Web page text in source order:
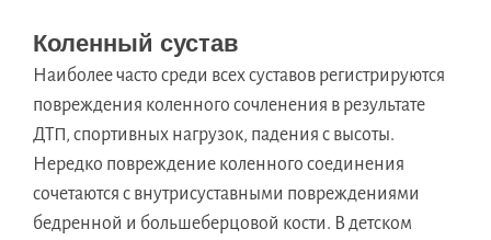
Коленный сустав
Наиболее часто среди всех суставов регистрируются
повреждения коленного сочленения в результате
ДТП, спортивных нагрузок, падения с высоты.
Нередко повреждение коленного соединения
сочетаются с внутрисуставными повреждениями
бедренной и большеберцовой кости. В детском